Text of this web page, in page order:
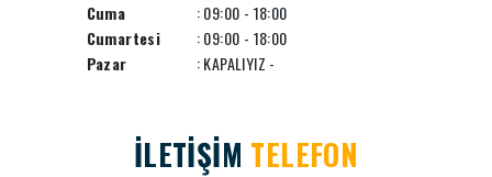
Cuma
: 09:00 - 18:00
Cumartesi
: 09:00 - 18:00
Pazar
: KAPALIYIZ -
İLETİŞİM TELEFON